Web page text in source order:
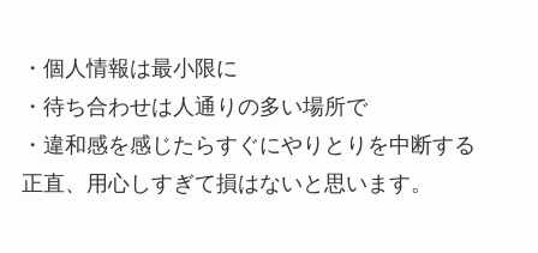
・個人情報は最小限に
・待ち合わせは人通りの多い場所で
・違和感を感じたらすぐにやりとりを中断する
正直、用心しすぎて損はないと思います。